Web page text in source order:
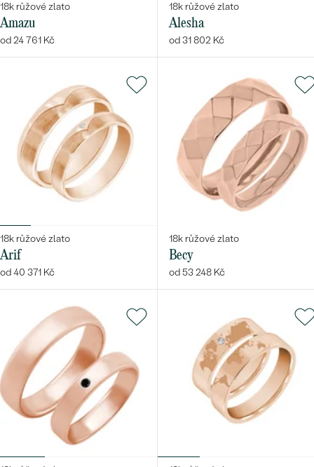
18k růžové zlato
Amazu
od 24 761 Kč
18k růžové zlato
Alesha
od 31 802 Kč
18k růžové zlato
Arif
od 40 371 Kč
18k růžové zlato
Becy
od 53 248 Kč